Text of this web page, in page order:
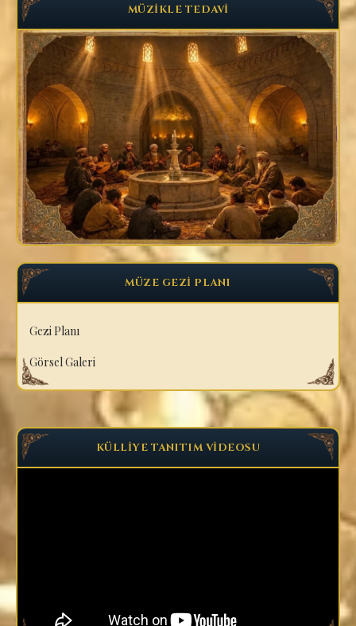
MÜZİKLE TEDAVİ
MÜZE GEZİ PLANI
Gezi Planı
Görsel Galeri
KÜLLİYE TANITIM VİDEOSU